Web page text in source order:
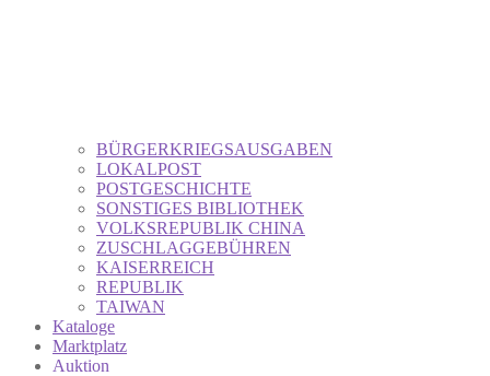
BÜRGERKRIEGSAUSGABEN
LOKALPOST
POSTGESCHICHTE
SONSTIGES BIBLIOTHEK
VOLKSREPUBLIK CHINA
ZUSCHLAGGEBÜHREN
KAISERREICH
REPUBLIK
TAIWAN
Kataloge
Marktplatz
Auktion